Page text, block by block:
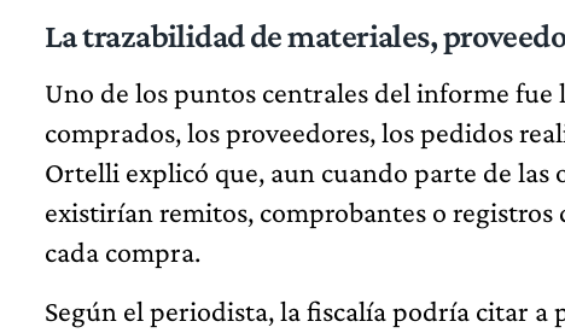
La trazabilidad de materiales,
Uno de los puntos centrales del informe
comprados, los proveedores, los pedidos
Ortelli explicó que, aun cuando parte de las
existirían remitos, comprobantes o
cada compra.
Según el periodista, la fiscalía podría citar a